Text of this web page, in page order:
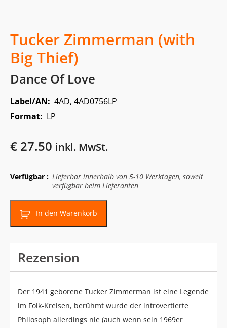
Tucker Zimmerman (with
Big Thief)
Dance Of Love
Label/AN: 4AD, 4AD0756LP
Format: LP
€ 27.50 inkl. MwSt.
Verfügbar : Lieferbar innerhalb von 5-10 Werktagen, soweit
verfügbar beim Lieferanten
In den Warenkorb
Rezension
Der 1941 geborene Tucker Zimmerman ist eine Legende
im Folk-Kreisen, berühmt wurde der introvertierte
Philosoph allerdings nie (auch wenn sein 1969er